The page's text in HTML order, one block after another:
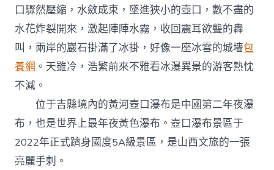
口驟然壓縮，水斂成束，墜進狹小的壺口，數不盡的
水花炸裂開來，激起陣陣水霧，收回震耳欲聾的轟
叫，兩岸的巖石掛滿了冰掛，好像一座冰雪的城墻包
養網 。天雖冷，浩繁前來不雅看冰瀑異景的游客熱忱
不減。
位于吉縣境內的黃河壺口瀑布是中國第二年夜瀑
布，也是世界上最年夜黃色瀑布。壺口瀑布景區于
2022年正式躋身國度5A級景區，是山西文旅的一張
亮麗手刺。